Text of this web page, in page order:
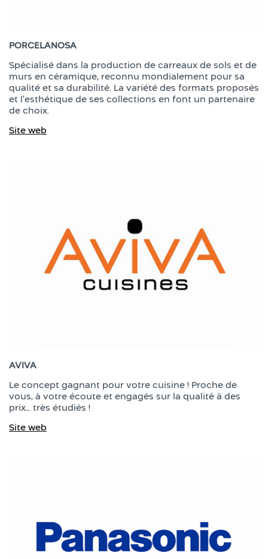
PORCELANOSA
Spécialisé dans la production de carreaux de sols et de
murs en céramique, reconnu mondialement pour sa
qualité et sa durabilité. La variété des formats proposés
et l’esthétique de ses collections en font un partenaire
de choix.
Site web
AVIVA
Le concept gagnant pour votre cuisine ! Proche de
vous, à votre écoute et engagés sur la qualité à des
prix… très étudiés !
Site web